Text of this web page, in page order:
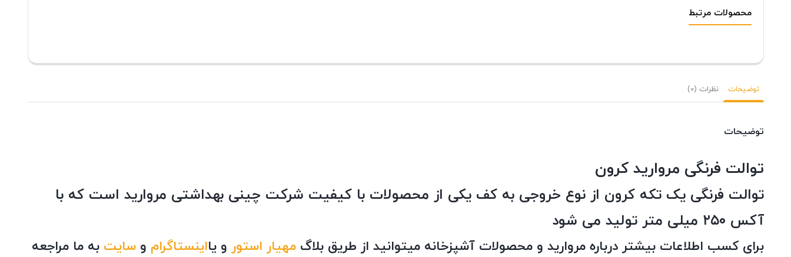
محصولات مرتبط
توضیحات نظرات (0)
توضیحات
توالت فرنگی مروارید کرون
توالت فرنگی یک تکه کرون از نوع خروجی به کف یکی از محصولات با کیفیت شرکت چینی بهداشتی مروارید است که با
آکس ۲۵۰ میلی متر تولید می شود
برای کسب اطلاعات بیشتر درباره مروارید و محصولات آشپزخانه میتوانید از طریق بلاگمهیار استور و یااینستاگرام وسایت به ما مراجعه